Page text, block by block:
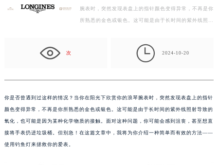
腕表时，突然发现表盘上的指针颜色变得异常，不再是你
所熟悉的金色或银色。这可能是由于长时间的紫外线照…
次  2024-10-20
你是否曾遇到过这样的情况？当你在阳光下欣赏你的浪琴腕表时，突然发现表盘上的指针
颜色变得异常，不再是你所熟悉的金色或银色。这可能是由于长时间的紫外线照射导致的
氧化，也可能是因为某种化学物质的接触。面对这种问题，你可能会感到沮丧，甚至想直
接将手表扔进垃圾桶。但别急！在这篇文章中，我将为你介绍一种简单而有效的方法——
使用钓鱼灯来拯救你的爱表。